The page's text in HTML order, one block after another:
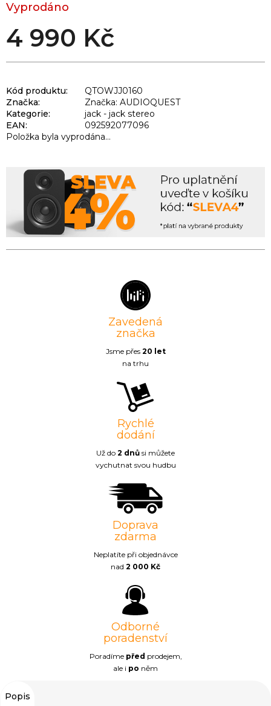
Vyprodáno
4 990 Kč
Kód produktu:
QTOWJJ0160
Značka:
Značka: AUDIOQUEST
Kategorie:
jack - jack stereo
EAN:
092592077096
Položka byla vyprodána…
Zavedená
značka
Jsme přes 20 let
na trhu
Rychlé
dodání
Už do 2 dnů si můžete
vychutnat svou hudbu
Doprava
zdarma
Neplatíte při objednávce
nad 2 000 Kč
Odborné
poradenství
Poradíme před prodejem,
ale i po něm
Popis